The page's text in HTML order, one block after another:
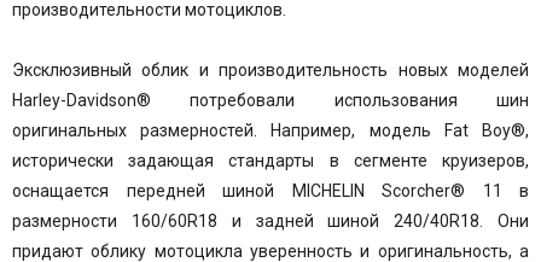
производительности мотоциклов.
Эксклюзивный облик и производительность новых моделей
Harley-Davidson® потребовали использования шин
оригинальных размерностей. Например, модель Fat Boy®,
исторически задающая стандарты в сегменте круизеров,
оснащается передней шиной MICHELIN Scorcher® 11 в
размерности 160/60R18 и задней шиной 240/40R18. Они
придают облику мотоцикла уверенность и оригинальность, а